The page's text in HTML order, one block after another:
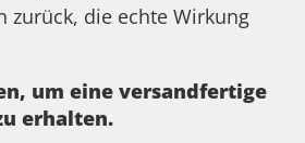
zurück, die echte Wirkung
um eine versandfertige
erhalten.